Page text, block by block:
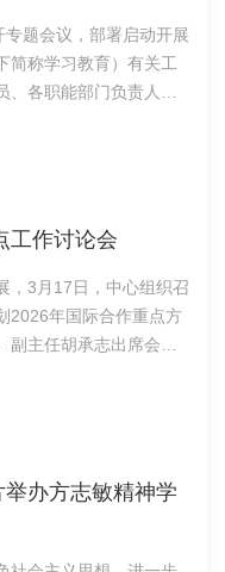
培养质量监管的相关要
国科学院2026年度工作
相关政策法规。他同时
支副书记刘翠茹就上
交流讨论环节，与会
导员联动机制等方面进
行了解答与指导。会议
项任务：一是树立为民
堡垒作用，引导广大
质量，营造风清气正的
“大思政”工作，加强对
题会议，部署启动开展
简称学习教育）有关工
各职能部门负责人参
求、中国科学院党组
摘编》、习近平总书
要论述和对中国科学院
党为公、为民造福理
级以上领导干部要按照
技制高点核心任务的实
量发展的实绩检验学
工作讨论会
，3月17日，中心组织召
2026年国际合作重点方
副主任胡承志出席会
达了我院新时期对外
年重点工作考虑。与
力提升”三个关键维度，
办方志敏精神学